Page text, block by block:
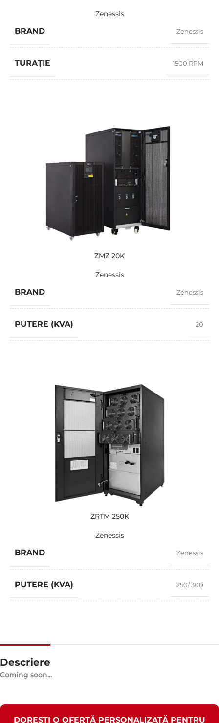
Zenessis
BRAND Zenessis
TURAȚIE 1500 RPM
ZMZ 20K
Zenessis
BRAND Zenessis
PUTERE (KVA) 20
ZRTM 250K
Zenessis
BRAND Zenessis
PUTERE (KVA) 250/ 300
Descriere
Coming soon...
DOREȘTI O OFERTĂ PERSONALIZATĂ PENTRU